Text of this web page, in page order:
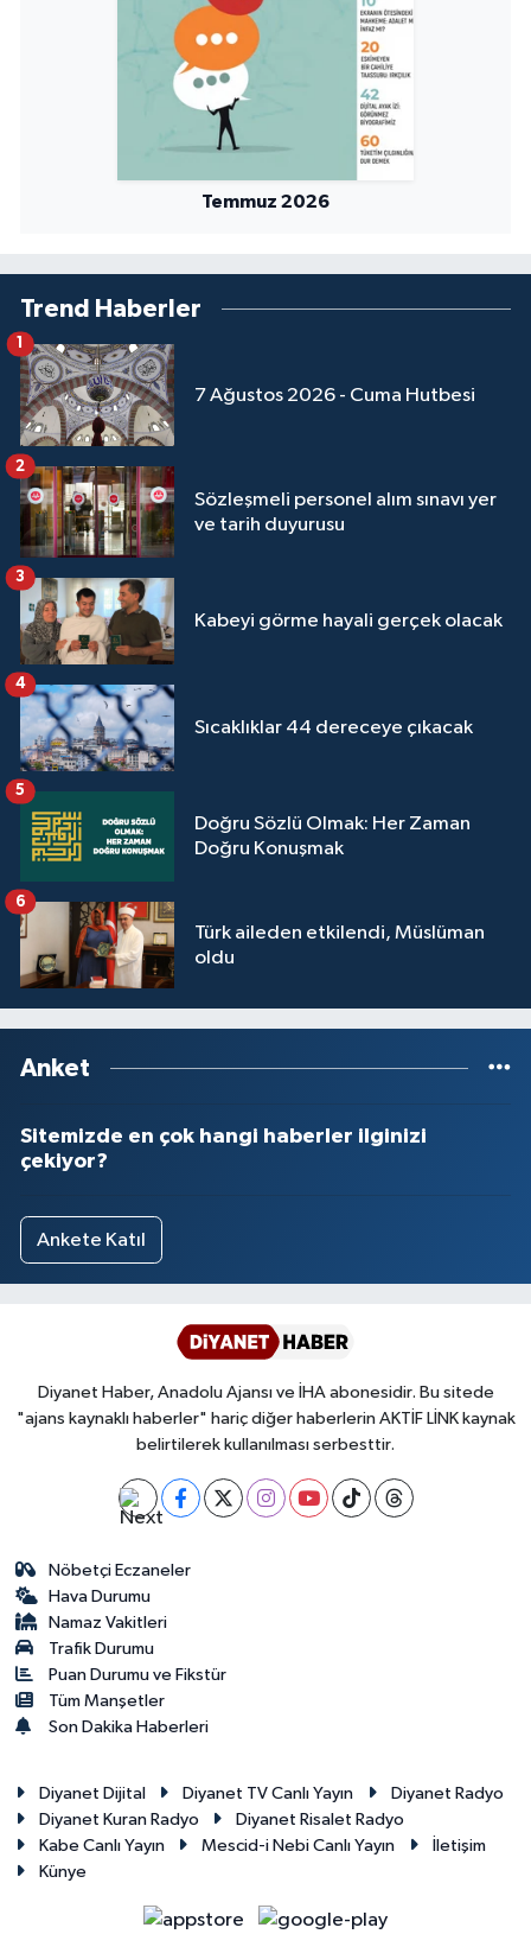
Temmuz 2026
Trend Haberler
7 Ağustos 2026 - Cuma Hutbesi
1
Sözleşmeli personel alım sınavı yer
ve tarih duyurusu
2
Kabeyi görme hayali gerçek olacak
3
Sıcaklıklar 44 dereceye çıkacak
4
Doğru Sözlü Olmak: Her Zaman
Doğru Konuşmak
5
Türk aileden etkilendi, Müslüman
oldu
6
Anket
Sitemizde en çok hangi haberler ilginizi
çekiyor?
Ankete Katıl
Diyanet Haber, Anadolu Ajansı ve İHA abonesidir. Bu sitede
"ajans kaynaklı haberler" hariç diğer haberlerin AKTİF LİNK kaynak
belirtilerek kullanılması serbesttir.
Nöbetçi Eczaneler
Hava Durumu
Namaz Vakitleri
Trafik Durumu
Puan Durumu ve Fikstür
Tüm Manşetler
Son Dakika Haberleri
Diyanet Dijital Diyanet TV Canlı Yayın
Diyanet Radyo
Diyanet Kuran Radyo
Diyanet Risalet Radyo
Kabe Canlı Yayın
Mescid-i Nebi Canlı Yayın
İletişim
Künye
Rize Müftülüğü
Sakarya Müftülüğü
Sivas Müftülüğü
Şanlıurfa Müftülüğü
Şırnak Müftülüğü
Tekirdağ Müftülüğü
Tokat Müftülüğü
Trabzon Müftülüğü
Tunceli Müftülüğü
Uşak Müftülüğü
Van Müftülüğü
Yozgat Müftülüğü